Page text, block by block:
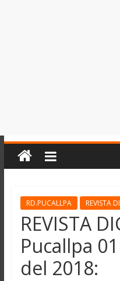
RD.PUCALLPA REVISTA
REVISTA
Pucallpa
del 2018: